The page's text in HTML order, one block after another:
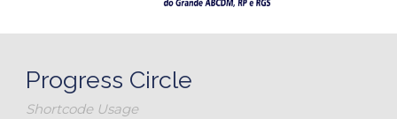
Progress Circle
Shortcode Usage